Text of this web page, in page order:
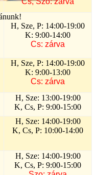
H, Sze, P: 14:00-19:00
K: 9:00-14:00
Cs: zárva
H, Sze, P: 14:00-19:00
K: 9:00-13:00
Cs: zárva
H, Sze: 13:00-19:00
K, Cs, P: 9:00-15:00
H, Sze: 14:00-19:00
K, Cs, P: 10:00-14:00
H, Sze: 14:00-19:00
K, Cs, P: 9:00-15:00